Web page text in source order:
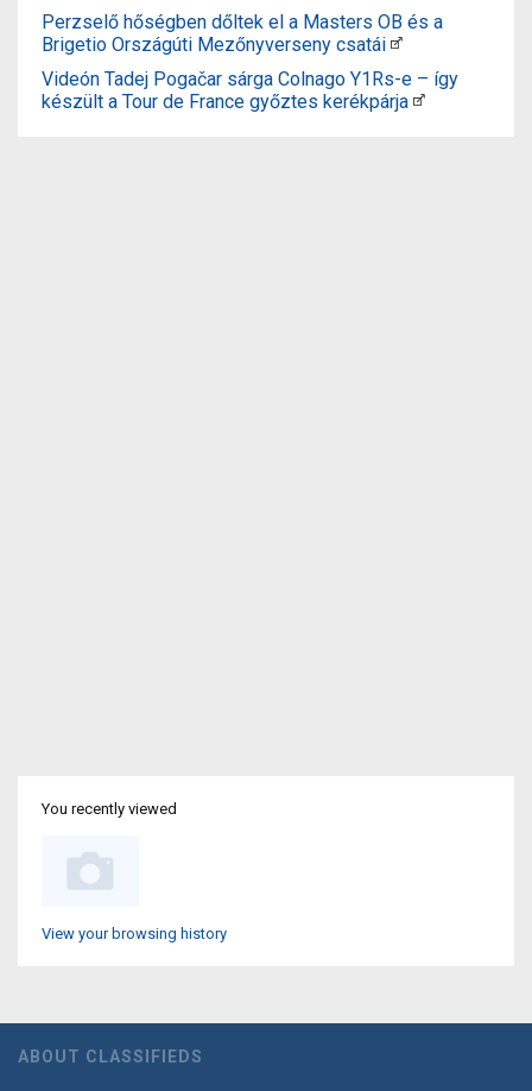
Perzselő hőségben dőltek el a Masters OB és a
Brigetio Országúti Mezőnyverseny csatái
Videón Tadej Pogačar sárga Colnago Y1Rs-e – így
készült a Tour de France győztes kerékpárja
You recently viewed
View your browsing history
ABOUT CLASSIFIEDS